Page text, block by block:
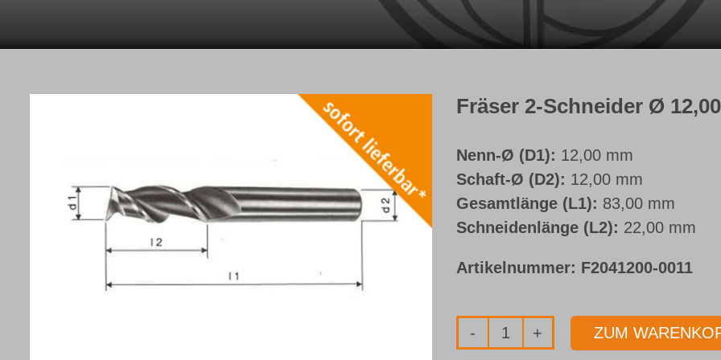
Fräser 2-Schneider Ø
Nenn-Ø (D1): 12,00 mm
Schaft-Ø (D2): 12,00 mm
Gesamtlänge (L1): 83,00 mm
Schneidenlänge (L2): 22,00 mm
Artikelnummer: F2041200-0011
Fräser
ZUM